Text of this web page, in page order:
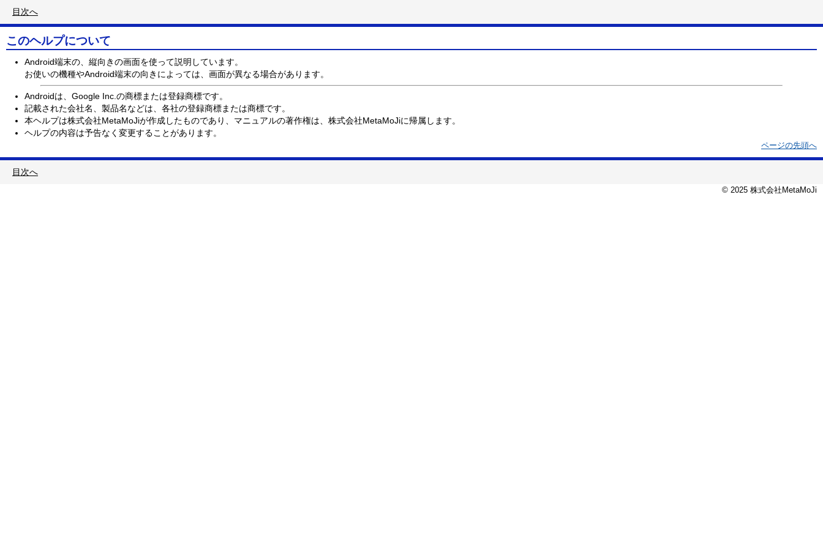
目次へ
このヘルプについて
Android端末の、縦向きの画面を使って説明しています。
お使いの機種やAndroid端末の向きによっては、画面が異なる場合があります。
Androidは、Google Inc.の商標または登録商標です。
記載された会社名、製品名などは、各社の登録商標または商標です。
本ヘルプは株式会社MetaMoJiが作成したものであり、マニュアルの著作権は、株式会社MetaMoJiに帰属します。
ヘルプの内容は予告なく変更することがあります。
ページの先頭へ
目次へ
© 2025 株式会社MetaMoJi